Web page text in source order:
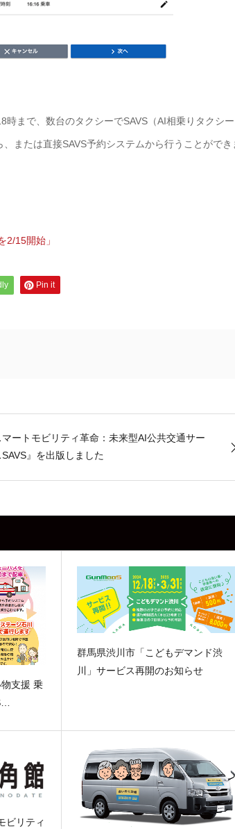
まで、数台のタクシーでSAVS（AI相乗りタクシ
または直接SAVS予約システムから行うことができ
2/15開始」
Pin it
マートモビリティ革命：未来型AI公共交通サー
SAVS』を出版しました
支援 乗
群馬県渋川市「こどもデマンド渋
川」サービス再開のお知らせ
ビリティ